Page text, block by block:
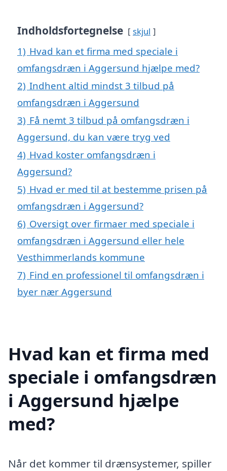
Indholdsfortegnelse skjul
1) Hvad kan et firma med speciale i
omfangsdræn i Aggersund hjælpe med?
2) Indhent altid mindst 3 tilbud på
omfangsdræn i Aggersund
3) Få nemt 3 tilbud på omfangsdræn i
Aggersund, du kan være tryg ved
4) Hvad koster omfangsdræn i
Aggersund?
5) Hvad er med til at bestemme prisen på
omfangsdræn i Aggersund?
6) Oversigt over firmaer med speciale i
omfangsdræn i Aggersund eller hele
Vesthimmerlands kommune
7) Find en professionel til omfangsdræn i
byer nær Aggersund
Hvad kan et firma med
speciale i omfangsdræn
i Aggersund hjælpe
med?
Når det kommer til drænsystemer, spiller